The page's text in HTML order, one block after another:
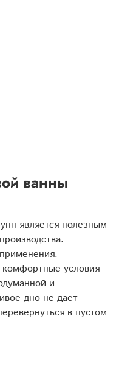
ванны
является полезным
условия
и
дно не дает
в пустом